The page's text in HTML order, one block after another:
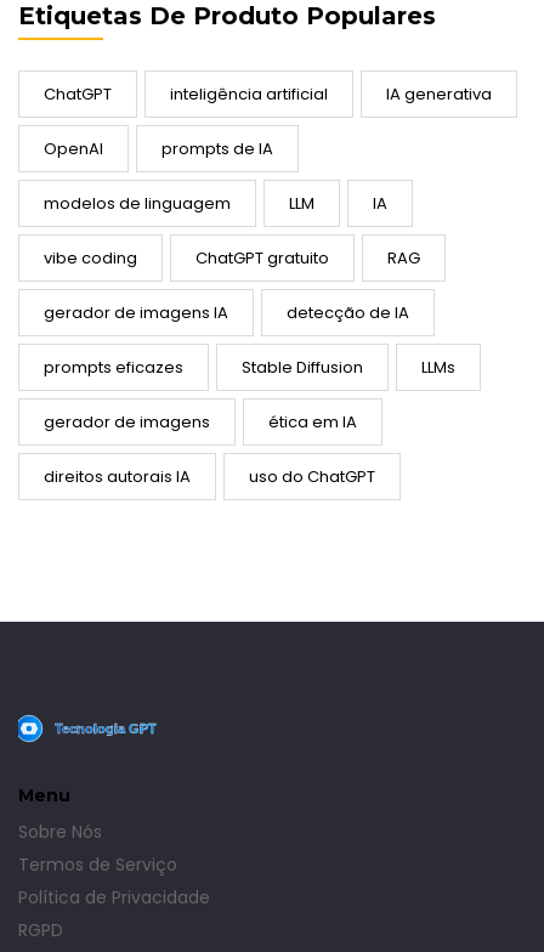
Etiquetas De Produto Populares
ChatGPT inteligência artificial IA generativa
OpenAI prompts de IA
modelos de linguagem LLM IA
vibe coding ChatGPT gratuito RAG
gerador de imagens IA detecção de IA
prompts eficazes Stable Diffusion LLMs
gerador de imagens ética em IA
direitos autorais IA uso do ChatGPT
Menu
Sobre Nós
Termos de Serviço
Política de Privacidade
RGPD